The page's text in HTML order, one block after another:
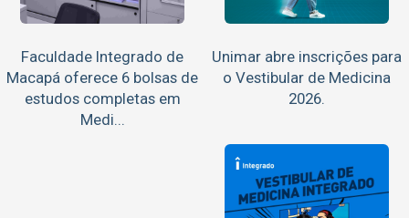
Faculdade Integrado de
Macapá oferece 6 bolsas de
estudos completas em
Medi...
Unimar abre inscrições para
o Vestibular de Medicina
2026.